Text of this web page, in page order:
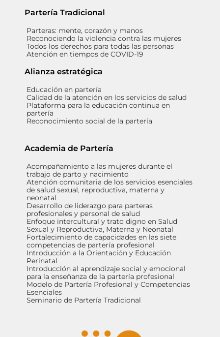
Partería Tradicional
Parteras: mente, corazón y manos
Reconociendo la violencia contra las mujeres
Todos los derechos para todas las personas
Atención en tiempos de COVID-19
Alianza estratégica
Educación en partería
Calidad de la atención en los servicios de salud
Plataforma para la educación continua en
partería
Reconocimiento social de la partería
Academia de Partería
Acompañamiento a las mujeres durante el
trabajo de parto y nacimiento
Atención comunitaria de los servicios esenciales
de salud sexual, reproductiva, materna y
neonatal
Desarrollo de liderazgo para parteras
profesionales y personal de salud
Enfoque intercultural y trato digno en Salud
Sexual y Reproductiva, Materna y Neonatal
Fortalecimiento de capacidades en las siete
competencias de partería profesional
Introducción a la Orientación y Educación
Perinatal
Introducción al aprendizaje social y emocional
para la enseñanza de la partería profesional
Modelo de Partería Profesional y Competencias
Esenciales
Seminario de Partería Tradicional